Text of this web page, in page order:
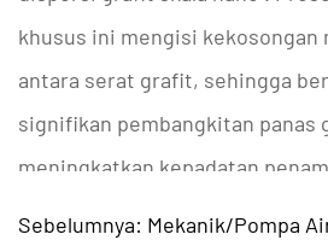
khusus ini mengisi kekosongan
antara serat grafit, sehingga
signifikan pembangkitan panas
meningkatkan kepadatan
Sebelumnya: Mekanik/Pompa